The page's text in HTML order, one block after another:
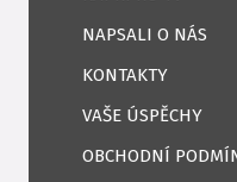
NAPSALI O NÁS
KONTAKTY
VAŠE ÚSPĚCHY
OBCHODNÍ